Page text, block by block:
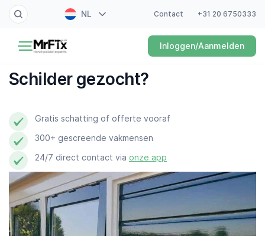
NL
ES
Contact +31 20 6750333
Inloggen/Aanmelden
Schilder
Elektricien
Loodgieter
Slotenmaker
Witgoedmonteur
Hovenier
Schilder gezocht?
Gratis schatting of offerte vooraf
300+ gescreende vakmensen
24/7 direct contact via onze app